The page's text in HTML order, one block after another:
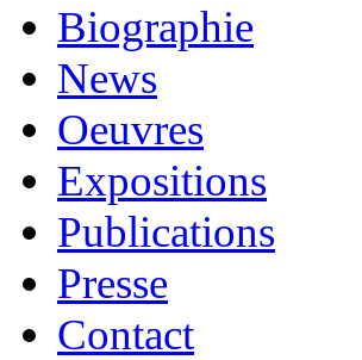
Biographie
News
Oeuvres
Expositions
Publications
Presse
Contact